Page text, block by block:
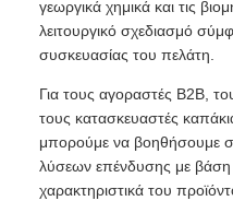
γεωργικά χημικά και τις
λειτουργικό σχεδιασμό
συσκευασίας του πελάτη.
Για τους αγοραστές B2B,
τους κατασκευαστές
μπορούμε να βοηθήσουμε
λύσεων επένδυσης με βάση
χαρακτηριστικά του